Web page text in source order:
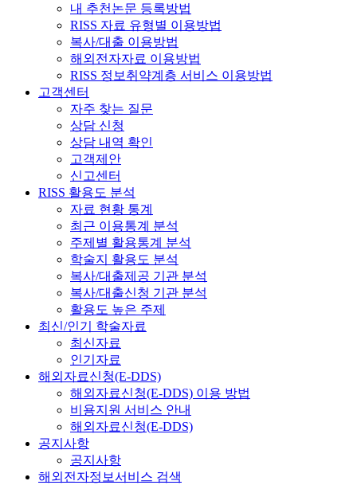
내 추천논문 등록방법
RISS 자료 유형별 이용방법
복사/대출 이용방법
해외전자자료 이용방법
RISS 정보취약계층 서비스 이용방법
고객센터
자주 찾는 질문
상담 신청
상담 내역 확인
고객제안
신고센터
RISS 활용도 분석
자료 현황 통계
최근 이용통계 분석
주제별 활용통계 분석
학술지 활용도 분석
복사/대출제공 기관 분석
복사/대출신청 기관 분석
활용도 높은 주제
최신/인기 학술자료
최신자료
인기자료
해외자료신청(E-DDS)
해외자료신청(E-DDS) 이용 방법
비용지원 서비스 안내
해외자료신청(E-DDS)
공지사항
공지사항
해외전자정보서비스 검색